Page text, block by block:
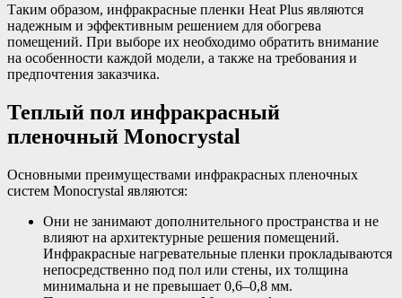
Таким образом, инфракрасные пленки Heat Plus являются
надежным и эффективным решением для обогрева
помещений. При выборе их необходимо обратить внимание
на особенности каждой модели, а также на требования и
предпочтения заказчика.
Теплый пол инфракрасный
пленочный Monocrystal
Основными преимуществами инфракрасных пленочных
систем Monocrystal являются:
Они не занимают дополнительного пространства и не
влияют на архитектурные решения помещений.
Инфракрасные нагревательные пленки прокладываются
непосредственно под пол или стены, их толщина
минимальна и не превышает 0,6–0,8 мм.